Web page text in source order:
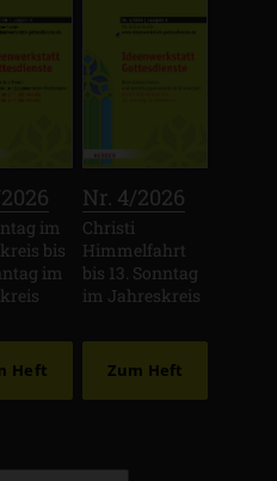
im
bis
im
Heft
Nr. 4/2026
Christi
Himmelfahrt
bis 13. Sonntag
im Jahreskreis
Zum Heft